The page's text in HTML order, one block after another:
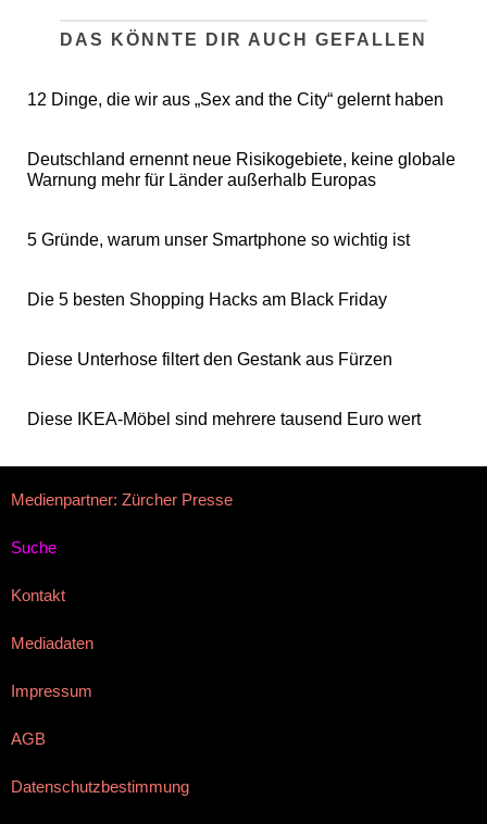
DAS KÖNNTE DIR AUCH GEFALLEN
12 Dinge, die wir aus „Sex and the City“ gelernt haben
Deutschland ernennt neue Risikogebiete, keine globale
Warnung mehr für Länder außerhalb Europas
5 Gründe, warum unser Smartphone so wichtig ist
Die 5 besten Shopping Hacks am Black Friday
Diese Unterhose filtert den Gestank aus Fürzen
Diese IKEA-Möbel sind mehrere tausend Euro wert
Medienpartner: Zürcher Presse
Suche
Kontakt
Mediadaten
Impressum
AGB
Datenschutzbestimmung